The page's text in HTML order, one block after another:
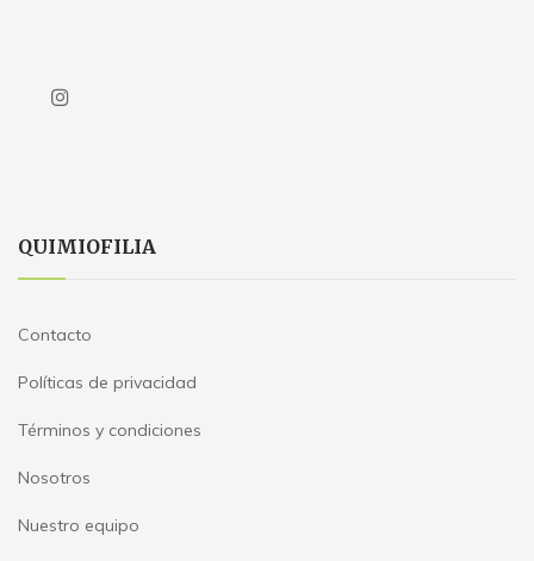
QUIMIOFILIA
Contacto
Políticas de privacidad
Términos y condiciones
Nosotros
Nuestro equipo